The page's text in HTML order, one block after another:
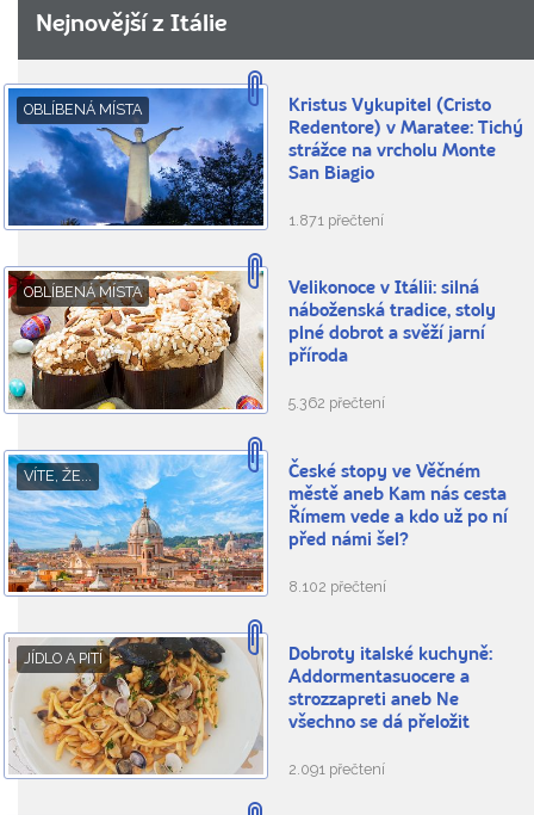
Nejnovější z Itálie
OBLÍBENÁ MÍSTA
Kristus Vykupitel (Cristo
Redentore) v Maratee: Tichý
strážce na vrcholu Monte
San Biagio
1.871 přečtení
OBLÍBENÁ MÍSTA
Velikonoce v Itálii: silná
náboženská tradice, stoly
plné dobrot a svěží jarní
příroda
5.362 přečtení
VÍTE, ŽE...
České stopy ve Věčném
městě aneb Kam nás cesta
Římem vede a kdo už po ní
před námi šel?
8.102 přečtení
JÍDLO A PITÍ
Dobroty italské kuchyně:
Addormentasuocere a
strozzapreti aneb Ne
všechno se dá přeložit
2.091 přečtení